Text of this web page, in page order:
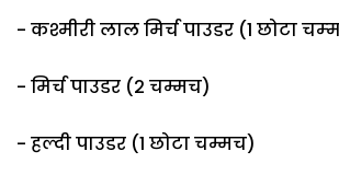
- कश्मीरी लाल मिर्च पाउडर (1 छोटा
- मिर्च पाउडर (2 चम्मच)
- हल्दी पाउडर (1 छोटा चम्मच)